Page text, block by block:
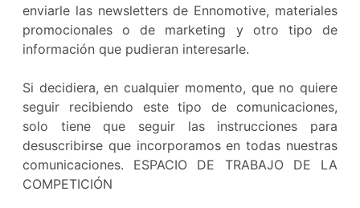
enviarle las newsletters de Ennomotive, materiales
promocionales o de marketing y otro tipo de
información que pudieran interesarle.
Si decidiera, en cualquier momento, que no quiere
seguir recibiendo este tipo de comunicaciones,
solo tiene que seguir las instrucciones para
desuscribirse que incorporamos en todas nuestras
comunicaciones. ESPACIO DE TRABAJO DE LA
COMPETICIÓN